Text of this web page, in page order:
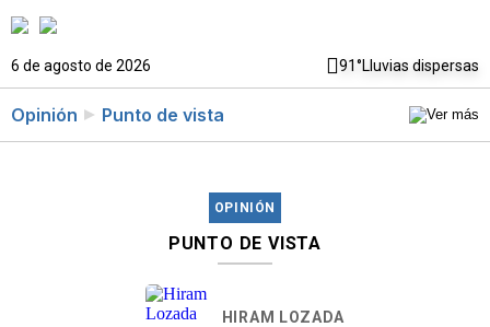
6 de agosto de 2026 91°Lluvias dispersas
Opinión Punto de vista
OPINIÓN
PUNTO DE VISTA
HIRAM LOZADA